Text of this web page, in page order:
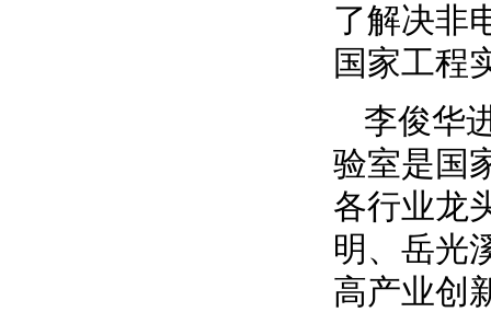
了解决非
国家工程
李俊华
验室是国
各行业龙
明、岳光
高产业创